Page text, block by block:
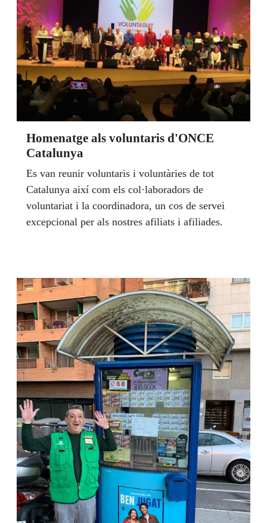
Homenatge als voluntaris d'ONCE
Catalunya
Es van reunir voluntaris i voluntàries de tot
Catalunya així com els col·laboradors de
voluntariat i la coordinadora, un cos de servei
excepcional per als nostres afiliats i afiliades.